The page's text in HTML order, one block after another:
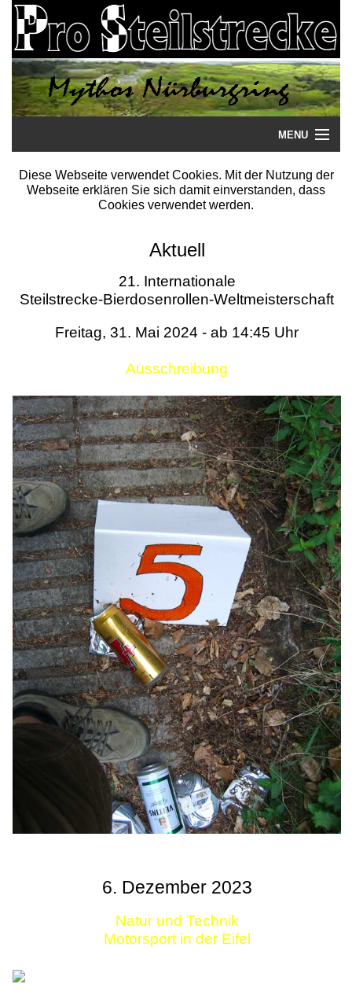
MENU
Startseite
Literatur
Termine
Diese Webseite verwendet Cookies. Mit der Nutzung der
Webseite erklären Sie sich damit einverstanden, dass
Cookies verwendet werden.
Aktuell
21. Internationale
Steilstrecke-Bierdosenrollen-Weltmeisterschaft
Freitag, 31. Mai 2024 - ab 14:45 Uhr
Ausschreibung
6. Dezember 2023
Natur und Technik
Motorsport in der Eifel